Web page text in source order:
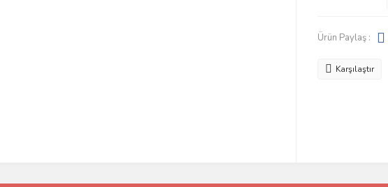
Ürün Paylaş :
Karşılaştır